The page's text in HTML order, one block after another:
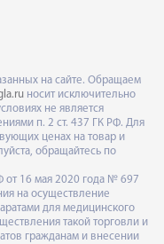
на сайте. Обращаем
носит исключительно
не является
п. 2 ст. 437 ГК РФ. Для
ценах на товар и
обращайтесь по
от 16 мая 2020 года № 697
на осуществление
для медицинского
такой торговли и
гражданам и внесении